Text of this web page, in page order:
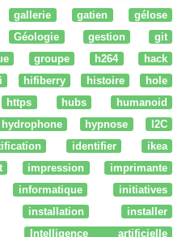
gallerie gatien
gélose
Géologie gestion
git
groupe h264
hack
hifiberry histoire
hole
https hubs
humanoid
hydrophone hypnose
I2C
identifier
ikea
impression
imprimante
informatique
initiatives
installation
installer
Intelligence artificielle